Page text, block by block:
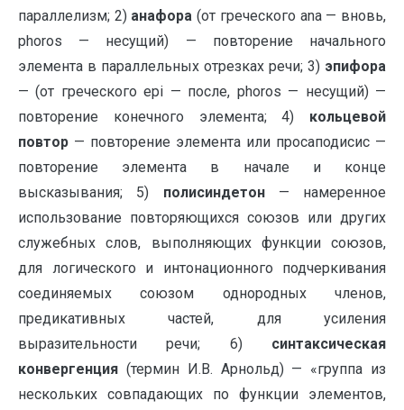
параллелизм; 2) анафора (от греческого ana — вновь,
phoros — несущий) — повторение начального
элемента в параллельных отрезках речи; 3) эпифора
— (от греческого epi — после, phoros — несущий) —
повторение конечного элемента; 4) кольцевой
повтор — повторение элемента или просаподисис —
повторение элемента в начале и конце
высказывания; 5) полисиндетон — намеренное
использование повторяющихся союзов или других
служебных слов, выполняющих функции союзов,
для логического и интонационного подчеркивания
соединяемых союзом однородных членов,
предикативных частей, для усиления
выразительности речи; 6) синтаксическая
конвергенция (термин И.В. Арнольд) — «группа из
нескольких совпадающих по функции элементов,